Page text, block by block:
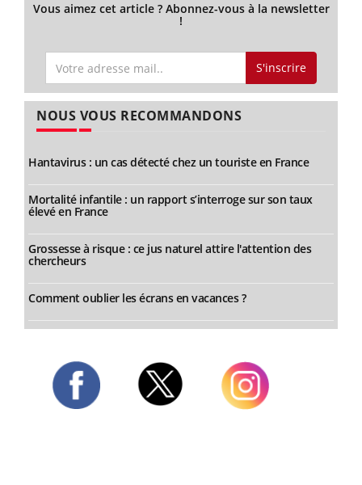
Vous aimez cet article ? Abonnez-vous à la newsletter
!
S'inscrire
NOUS VOUS RECOMMANDONS
Hantavirus : un cas détecté chez un touriste en France
Mortalité infantile : un rapport s’interroge sur son taux
élevé en France
Grossesse à risque : ce jus naturel attire l'attention des
chercheurs
Comment oublier les écrans en vacances ?